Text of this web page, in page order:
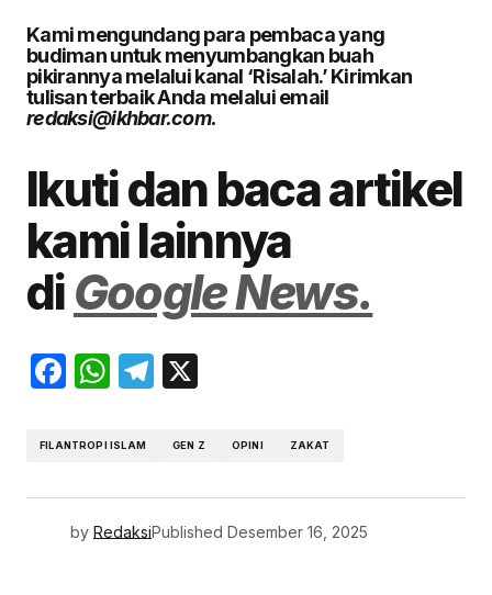
Kami mengundang para pembaca yang
budiman untuk menyumbangkan buah
pikirannya melalui kanal ‘Risalah.’ Kirimkan
tulisan terbaik Anda melalui email
redaksi@ikhbar.com.
Ikuti dan baca artikel
kami lainnya
diGoogle News.
Facebook
WhatsApp
Telegram
FILANTROPI ISLAM GEN Z OPINI ZAKAT
by RedaksiPublished Desember 16, 2025